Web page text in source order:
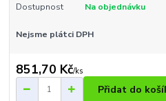
Dostupnost Na objednávku
Nejsme plátci DPH
851,70 Kč/ks
Přidat do